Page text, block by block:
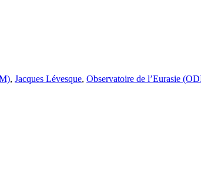
, Jacques Lévesque, Observatoire de l’Eurasie